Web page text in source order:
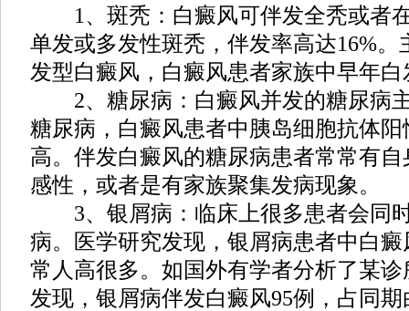
1、斑秃：白癜风可伴发全秃或者
单发或多发性斑秃，伴发率高达16%。
发型白癜风，白癜风患者家族中早年
2、糖尿病：白癜风并发的糖尿病
糖尿病，白癜风患者中胰岛细胞抗体
高。伴发白癜风的糖尿病患者常常有
感性，或者是有家族聚集发病现象。
3、银屑病：临床上很多患者会同
病。医学研究发现，银屑病患者中白
常人高很多。如国外有学者分析了某
发现，银屑病伴发白癜风95例，占同